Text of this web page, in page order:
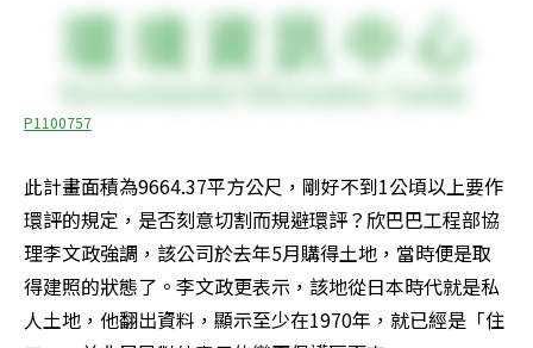
P1100757
此計畫面積為9664.37平方公尺，剛好不到1公頃以上要作
環評的規定，是否刻意切割而規避環評？欣巴巴工程部協
理李文政強調，該公司於去年5月購得土地，當時便是取
得建照的狀態了。李文政更表示，該地從日本時代就是私
人土地，他翻出資料，顯示至少在1970年，就已經是「住